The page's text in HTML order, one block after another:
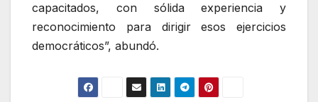
capacitados, con sólida experiencia y
reconocimiento para dirigir esos ejercicios
democráticos”, abundó.